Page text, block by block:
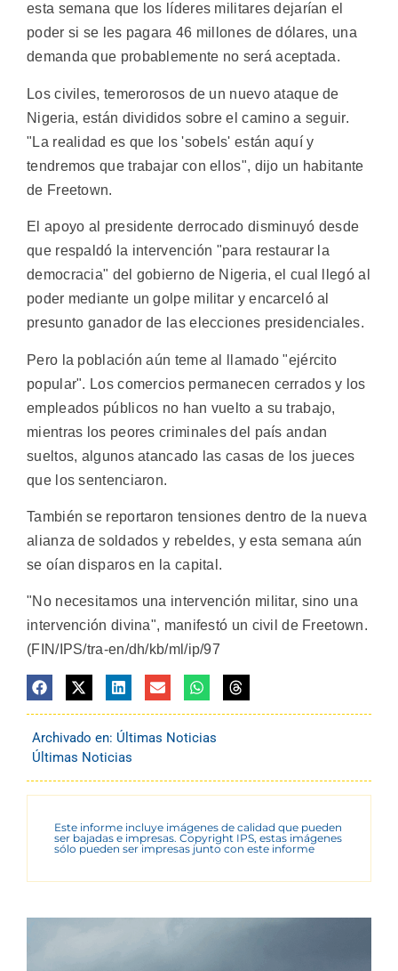
esta semana que los líderes militares dejarían el
poder si se les pagara 46 millones de dólares, una
demanda que probablemente no será aceptada.
Los civiles, temerorosos de un nuevo ataque de
Nigeria, están divididos sobre el camino a seguir.
"La realidad es que los 'sobels' están aquí y
tendremos que trabajar con ellos", dijo un habitante
de Freetown.
El apoyo al presidente derrocado disminuyó desde
que respaldó la intervención "para restaurar la
democracia" del gobierno de Nigeria, el cual llegó al
poder mediante un golpe militar y encarceló al
presunto ganador de las elecciones presidenciales.
Pero la población aún teme al llamado "ejército
popular". Los comercios permanecen cerrados y los
empleados públicos no han vuelto a su trabajo,
mientras los peores criminales del país andan
sueltos, algunos atancado las casas de los jueces
que los sentenciaron.
También se reportaron tensiones dentro de la nueva
alianza de soldados y rebeldes, y esta semana aún
se oían disparos en la capital.
"No necesitamos una intervención militar, sino una
intervención divina", manifestó un civil de Freetown.
(FIN/IPS/tra-en/dh/kb/ml/ip/97
Archivado en: Últimas Noticias
Últimas Noticias
Este informe incluye imágenes de calidad que pueden
ser bajadas e impresas. Copyright IPS, estas imágenes
sólo pueden ser impresas junto con este informe